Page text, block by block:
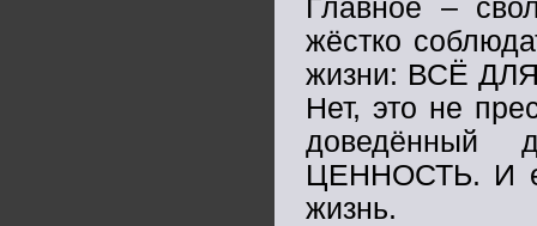
Главное –
жёстко
жизни: ВСЁ
Нет, это не
ЦЕННОСТЬ. И
жизнь.